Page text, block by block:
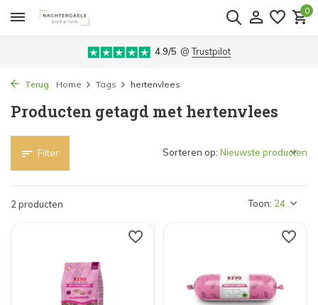
0
4.9/5 @Trustpilot
Terug Home Tags hertenvlees
Producten getagd met hertenvlees
Filter
2 producten Toon:
Sorteren op: